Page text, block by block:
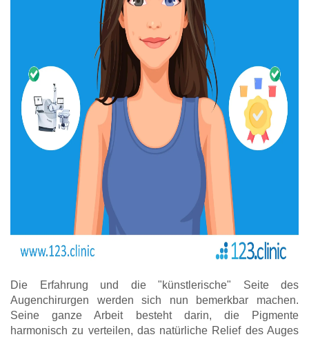
Die Erfahrung und die "künstlerische" Seite des
Augenchirurgen werden sich nun bemerkbar machen.
Seine ganze Arbeit besteht darin, die Pigmente
harmonisch zu verteilen, das natürliche Relief des Auges